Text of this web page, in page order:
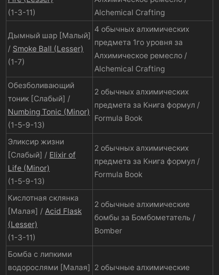
(1-3-11)
Alchemical Crafting
Дымный шар [Малый]
/ Smoke Ball (Lesser)
(1-7)
4 обычных алхимических
предмета 1го уровня за
Алхимическое ремесло /
Alchemical Crafting
Обезболивающий
тоник [Слабый] /
Numbing Tonic (Minor)
(1-5-9-13)
2 обычных алхимических
предмета за Книга формул /
Formula Book
Эликсир жизни
[Слабый] / Elixir of
Life (Minor)
(1-5-9-13)
2 обычных алхимических
предмета за Книга формул /
Formula Book
Кислотная склянка
[Малая] / Acid Flask
(Lesser)
(1-3-11)
2 обычные алхимические
бомбы за Бомбометатель /
Bomber
Бомба с липкими
водорослями [Малая] 2 обычные алхимические